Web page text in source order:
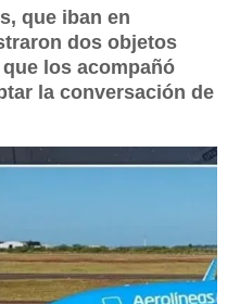
que iban en
dos objetos
los acompañó
la conversación de